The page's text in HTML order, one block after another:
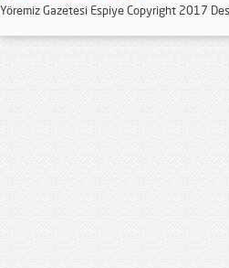
Yöremiz Gazetesi Espiye Copyright 2017